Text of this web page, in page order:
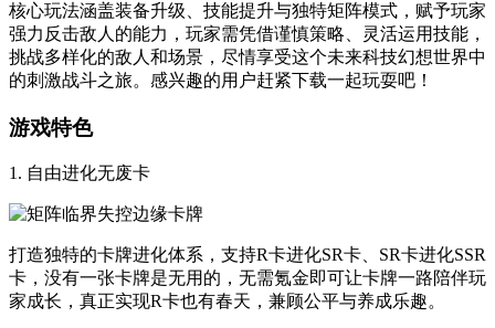
核心玩法涵盖装备升级、技能提升与独特矩阵模式，赋予玩家
强力反击敌人的能力，玩家需凭借谨慎策略、灵活运用技能，
挑战多样化的敌人和场景，尽情享受这个未来科技幻想世界中
的刺激战斗之旅。感兴趣的用户赶紧下载一起玩耍吧！
游戏特色
1. 自由进化无废卡
打造独特的卡牌进化体系，支持R卡进化SR卡、SR卡进化SSR
卡，没有一张卡牌是无用的，无需氪金即可让卡牌一路陪伴玩
家成长，真正实现R卡也有春天，兼顾公平与养成乐趣。